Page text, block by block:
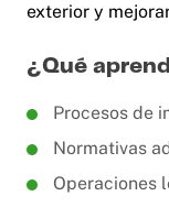
exterior y
¿Qué
Procesos de
Normativas
Operaciones